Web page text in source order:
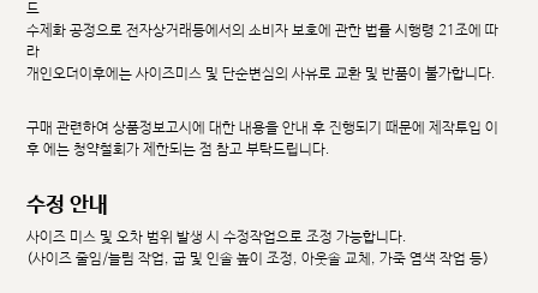
드
수제화 공정으로 전자상거래등에서의 소비자 보호에 관한 법률 시행령 21조에 따
라
개인오더이후에는 사이즈미스 및 단순변심의 사유로 교환 및 반품이 불가합니다.
구매 관련하여 상품정보고시에 대한 내용을 안내 후 진행되기 때문에 제작투입 이
후 에는 청약철회가 제한되는 점 참고 부탁드립니다.
수정 안내
사이즈 미스 및 오차 범위 발생 시 수정작업으로 조정 가능합니다.
(사이즈 줄임/늘림 작업, 굽 및 인솔 높이 조정, 아웃솔 교체, 가죽 염색 작업 등)